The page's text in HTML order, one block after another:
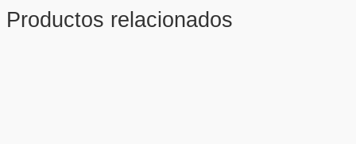
Productos relacionados